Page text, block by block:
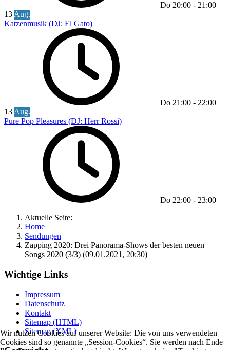
Do 20:00 - 21:00
13 Aug.
Katzenmusik (DJ: El Gato)
Do 21:00 - 22:00
13 Aug.
Pure Pop Pleasures (DJ: Herr Rossi)
Do 22:00 - 23:00
Aktuelle Seite:
Home
Sendungen
Zapping 2020: Drei Panorama-Shows der besten neuen
Songs 2020 (3/3) (09.01.2021, 20:30)
Wichtige Links
Impressum
Datenschutz
Kontakt
Sitemap (HTML)
Sitemap (XML)
Wir nutzen Cookies auf unserer Website: Die von uns verwendeten
Cookies sind so genannte „Session-Cookies“. Sie werden nach Ende